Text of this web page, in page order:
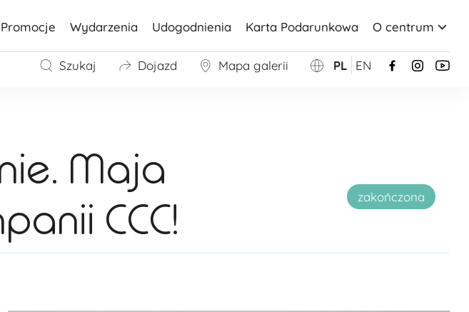
Promocje Wydarzenia Udogodnienia Karta Podarunkowa O centrum
Szukaj Dojazd Mapa galerii PL EN
Maja
CCC!
zakończona